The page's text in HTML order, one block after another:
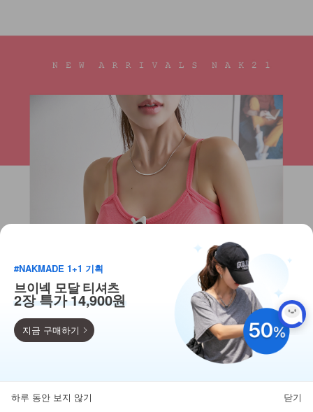
득템찬스
#NAKMADE 1+1 기획
브이넥 모달 티셔츠
2장 특가 14,900원
지금 구매하기
하루 동안 보지 않기 닫기
뒤로가기 카테고리 마이페이지